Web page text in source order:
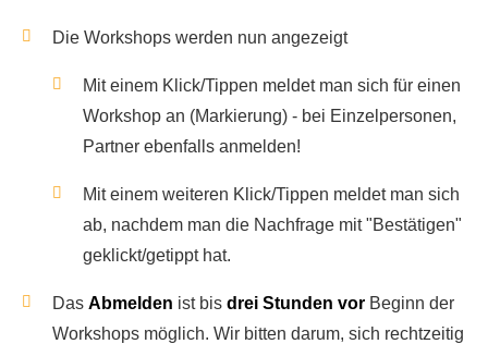
Die Workshops werden nun angezeigt
Mit einem Klick/Tippen meldet man sich für einen
Workshop an (Markierung) - bei Einzelpersonen,
Partner ebenfalls anmelden!
Mit einem weiteren Klick/Tippen meldet man sich
ab, nachdem man die Nachfrage mit "Bestätigen"
geklickt/getippt hat.
Das Abmelden ist bis drei Stunden vor Beginn der
Workshops möglich. Wir bitten darum, sich rechtzeitig